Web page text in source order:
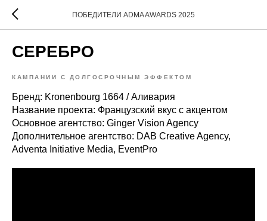
ПОБЕДИТЕЛИ ADMA AWARDS 2025
СЕРЕБРО
КАМПАНИИ С ДОЛГОСРОЧНЫМ ЭФФЕКТОМ
Бренд: Kronenbourg 1664 / Аливария
Название проекта: Французский вкус с акцентом
Основное агентство: Ginger Vision Agency
Дополнительное агентство: DAB Creative Agency,
Adventa Initiative Media, EventPro